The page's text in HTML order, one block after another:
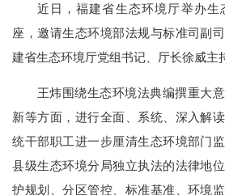
近日，福建省生态环境厅举办
座，邀请生态环境部法规与标准司副
建省生态环境厅党组书记、厅长徐威主
王炜围绕生态环境法典编撰重大
新等方面，进行全面、系统、深入解
统干部职工进一步厘清生态环境部门
县级生态环境分局独立执法的法律地
护规划、分区管控、标准基准、环境